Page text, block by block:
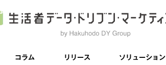
コラム リリース ソリューション